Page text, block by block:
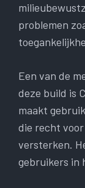
problemen
Een van de
deze build is
maakt
die recht
versterken.
gebruikers in